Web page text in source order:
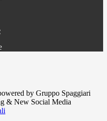
by Gruppo Spaggiari
& New Social Media